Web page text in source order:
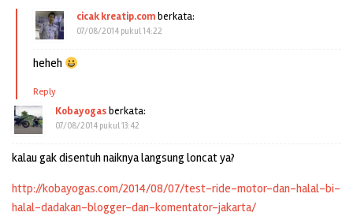
cicak kreatip.comberkata:
07/08/2014 pukul 14:22
heheh
Reply
Kobayogasberkata:
07/08/2014 pukul 13:42
kalau gak disentuh naiknya langsung loncat ya?
http://kobayogas.com/2014/08/07/test-ride-motor-dan-halal-bi-
halal-dadakan-blogger-dan-komentator-jakarta/